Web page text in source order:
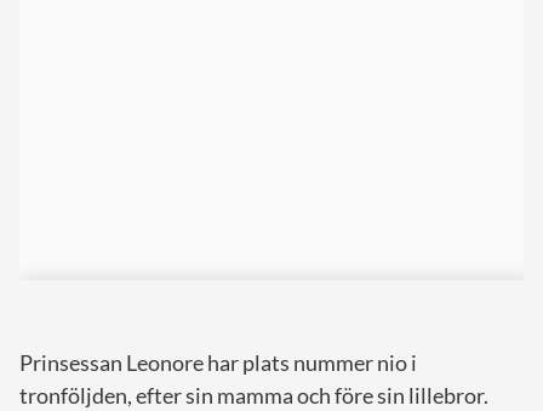
Prinsessan Leonore har plats nummer nio i
tronföljden, efter sin mamma och före sin lillebror.